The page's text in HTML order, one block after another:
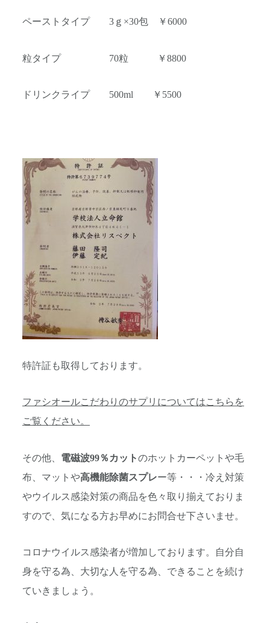
ペーストタイプ 3ｇ×30包 ￥6000
粒タイプ 70粒 ￥8800
ドリンクライプ 500ml ￥5500
特許証も取得しております。
ファシオールこだわりのサプリについてはこちらを
ご覧ください。
その他、 電磁波99％カットのホットカーペットや毛
布、マットや高機能除菌スプレー等・・・冷え対策
やウイルス感染対策の商品を色々取り揃えておりま
すので、気になる方お早めにお問合せ下さいませ。
コロナウイルス感染者が増加しております。自分自
身を守る為、大切な人を守る為、できることを続け
ていきましょう。